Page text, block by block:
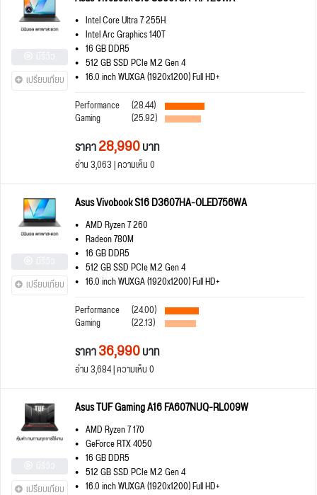
เปรียบเทียบ
Intel Core Ultra 7 255H
Intel Arc Graphics 140T
16 GB DDR5
512 GB SSD PCIe M.2 Gen 4
16.0 inch WUXGA (1920x1200) Full HD+
Performance
(28.44)
Gaming (25.92)
ราคา28,990บาท
อ่าน 3,063 | ความเห็น 0
เปรียบเทียบ
Asus Vivobook S16 D3607HA-OLED756WA
AMD Ryzen 7 260
Radeon 780M
16 GB DDR5
512 GB SSD PCIe M.2 Gen 4
16.0 inch WUXGA (1920x1200) Full HD+
Performance
(24.00)
Gaming (22.13)
ราคา36,990บาท
อ่าน 3,684 | ความเห็น 0
เปรียบเทียบ
Asus TUF Gaming A16 FA607NUQ-RL009W
AMD Ryzen 7 170
GeForce RTX 4050
16 GB DDR5
512 GB SSD PCIe M.2 Gen 4
16.0 inch WUXGA (1920x1200) Full HD+